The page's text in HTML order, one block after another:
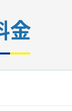
金